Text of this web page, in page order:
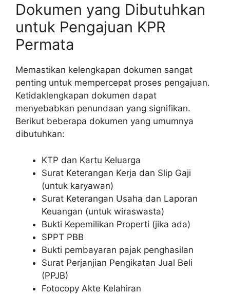
Dokumen yang Dibutuhkan
untuk Pengajuan KPR
Permata
Memastikan kelengkapan dokumen sangat
penting untuk mempercepat proses pengajuan.
Ketidaklengkapan dokumen dapat
menyebabkan penundaan yang signifikan.
Berikut beberapa dokumen yang umumnya
dibutuhkan:
KTP dan Kartu Keluarga
Surat Keterangan Kerja dan Slip Gaji
(untuk karyawan)
Surat Keterangan Usaha dan Laporan
Keuangan (untuk wiraswasta)
Bukti Kepemilikan Properti (jika ada)
SPPT PBB
Bukti pembayaran pajak penghasilan
Surat Perjanjian Pengikatan Jual Beli
(PPJB)
Fotocopy Akte Kelahiran